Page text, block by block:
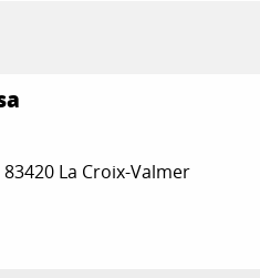
La Croix-Valmer